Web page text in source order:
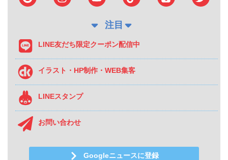
注目
LINE友だち限定クーポン配信中
イラスト・HP制作・WEB集客
LINEスタンプ
お問い合わせ
Googleニュースに登録